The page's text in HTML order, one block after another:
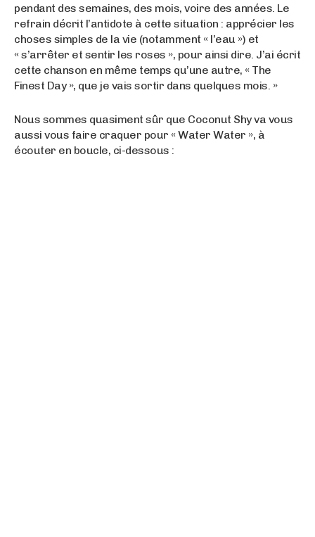
pendant des semaines, des mois, voire des années. Le
refrain décrit l’antidote à cette situation : apprécier les
choses simples de la vie (notamment « l’eau ») et
« s’arrêter et sentir les roses », pour ainsi dire. J’ai écrit
cette chanson en même temps qu’une autre, « The
Finest Day », que je vais sortir dans quelques mois. »
Nous sommes quasiment sûr que Coconut Shy va vous
aussi vous faire craquer pour « Water Water », à
écouter en boucle, ci-dessous :